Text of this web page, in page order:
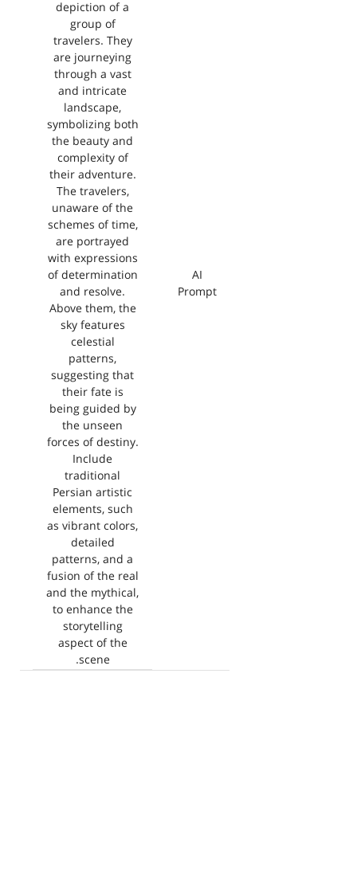
AI
Prompt
depiction of a
group of
travelers. They
are journeying
through a vast
and intricate
landscape,
symbolizing both
the beauty and
complexity of
their adventure.
The travelers,
unaware of the
schemes of time,
are portrayed
with expressions
of determination
and resolve.
Above them, the
sky features
celestial
patterns,
suggesting that
their fate is
being guided by
the unseen
forces of destiny.
Include
traditional
Persian artistic
elements, such
as vibrant colors,
detailed
patterns, and a
fusion of the real
and the mythical,
to enhance the
storytelling
aspect of the
scene.